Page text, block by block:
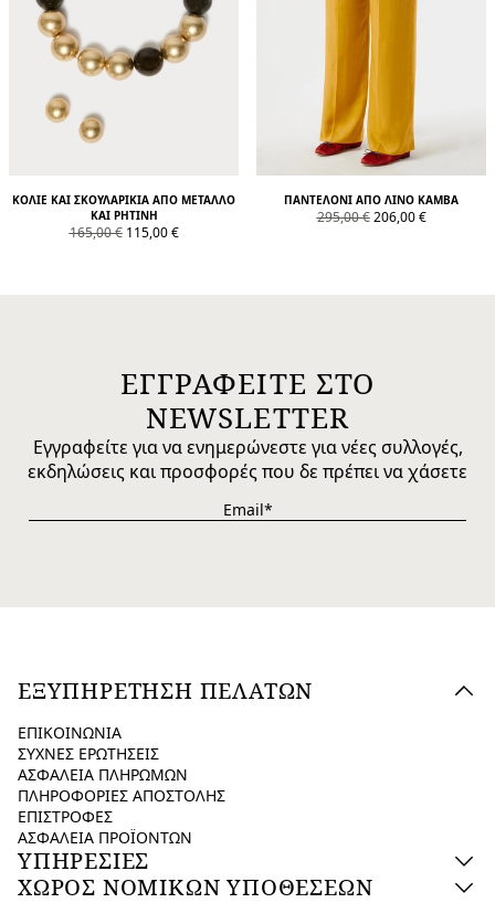
ΚΟΛΙΈ ΚΑΙ ΣΚΟΥΛΑΡΊΚΙΑ ΑΠΌ ΜΈΤΑΛΛΟ
ΚΑΙ ΡΗΤΊΝΗ
product.price.original
165,00 € product.price.sale
115,00 €
ΠΑΝΤΕΛΌΝΙ ΑΠΌ ΛΙΝΌ ΚΑΜΒΆ
product.price.original
295,00 € product.price.sale
206,00 €
ΕΓΓΡΑΦΕΙΤΕ ΣΤΟ
NEWSLETTER
Εγγραφείτε για να ενημερώνεστε για νέες συλλογές,
εκδηλώσεις και προσφορές που δε πρέπει να χάσετε
ΕΞΥΠΗΡΕΤΗΣΗ ΠΕΛΑΤΩΝ
ΕΠΙΚΟΙΝΩΝΙΑ
ΣΥΧΝΕΣ ΕΡΩΤΗΣΕΙΣ
ΑΣΦΑΛΕΙΑ ΠΛΗΡΩΜΩΝ
ΠΛΗΡΟΦΟΡΙΕΣ ΑΠΟΣΤΟΛΗΣ
ΕΠΙΣΤΡΟΦΕΣ
ΑΣΦΑΛΕΙΑ ΠΡΟΪΟΝΤΩΝ
ΥΠΗΡΕΣΙΕΣ
ΧΩΡΟΣ ΝΟΜΙΚΩΝ ΥΠΟΘΕΣΕΩΝ